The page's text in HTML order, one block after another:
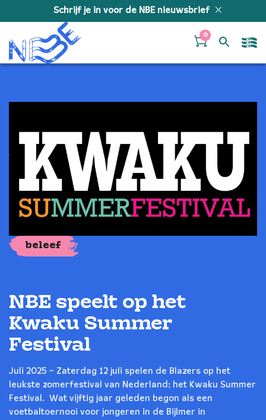
Schrijf je in voor de NBE nieuwsbrief
0
beleef
NBE speelt op het
Kwaku Summer
Festival
Juli 2025 – Zaterdag 12 juli spelen de Blazers op het
leukste zomerfestival van Nederland: het Kwaku Summer
Festival. Wat vijftig jaar geleden begon als een
voetbaltoernooi voor jongeren in de Bijlmer in